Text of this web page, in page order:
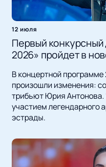
12 июля
Первый
2026» пройдет в
В концертной программе
произошли изменения:
трибьют Юрия Антонова.
участием легендарного
эстрады.